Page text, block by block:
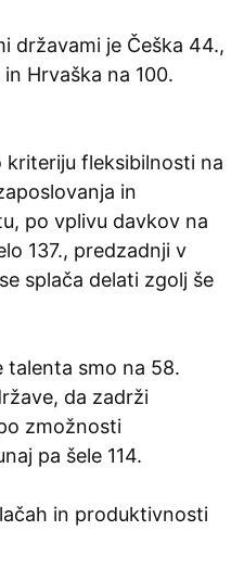
državami je Češka 44.,
Hrvaška na 100.
fleksibilnosti na
in
po vplivu davkov na
137., predzadnji v
splača delati zgolj še
talenta smo na 58.
da zadrži
zmožnosti
pa šele 114.
in produktivnosti